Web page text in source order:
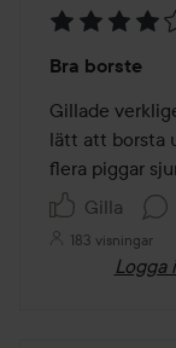
4
av
5
Bra borste
Gillade
lätt att borsta
flera piggar
Gilla
183 visningar
Logga